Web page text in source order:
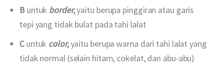
B untuk border,yaitu berupa pinggiran atau garis
tepi yang tidak bulat pada tahi lalat
Cuntuk color,yaitu berupa warna dari tahi lalat yang
tidak normal (selain hitam, cokelat, dan abu-abu)